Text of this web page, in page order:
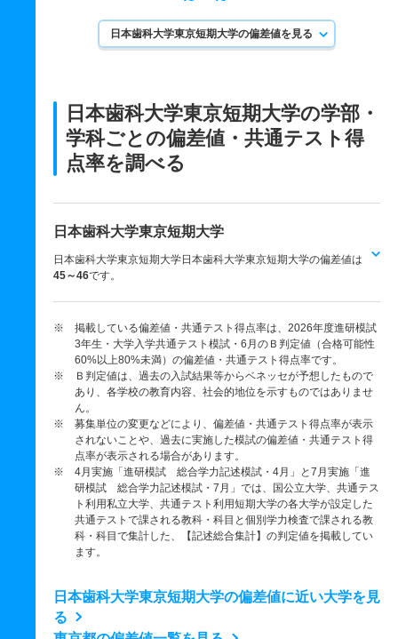
日本歯科大学東京短期大学の偏差値を見る
日本歯科大学東京短期大学の学部・
学科ごとの偏差値・共通テスト得
点率を調べる
日本歯科大学東京短期大学
日本歯科大学東京短期大学日本歯科大学東京短期大学の偏差値は
45～46です。
※ 掲載している偏差値・共通テスト得点率は、2026年度進研模試
3年生・大学入学共通テスト模試・6月のＢ判定値（合格可能性
60%以上80%未満）の偏差値・共通テスト得点率です。
※ Ｂ判定値は、過去の入試結果等からベネッセが予想したもので
あり、各学校の教育内容、社会的地位を示すものではありませ
ん。
※ 募集単位の変更などにより、偏差値・共通テスト得点率が表示
されないことや、過去に実施した模試の偏差値・共通テスト得
点率が表示される場合があります。
※ 4月実施「進研模試 総合学力記述模試・4月」と7月実施「進
研模試 総合学力記述模試・7月」では、国公立大学、共通テス
ト利用私立大学、共通テスト利用短期大学の各大学が設定した
共通テストで課される教科・科目と個別学力検査で課される教
科・科目で集計した、【記述総合集計】の判定値を掲載してい
ます。
日本歯科大学東京短期大学の偏差値に近い大学を見
る